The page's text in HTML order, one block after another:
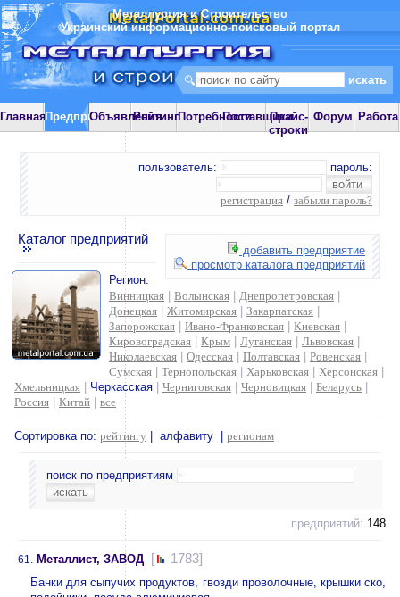
Металлургия и Строительство
Украинский информационно-поисковый портал
ГлавнаяПредприятияОбъявления
РейтингПотребностиПоставщики
Прайс-
строки
Форум Работа
пользователь: пароль:
регистрация / забыли пароль?
добавить предприятие
просмотр каталога предприятий
Каталог предприятий
Регион:
Винницкая
Волынская Днепропетровская
Донецкая
Житомирская Закарпатская
Запорожская
Ивано-Франковская Киевская
Кировоградская
Крым Луганская Львовская
Николаевская
Одесская Полтавская Ровенская
Сумская
Тернопольская Харьковская Херсонская
Хмельницкая
Черкасская Черниговская Черновицкая Беларусь
Россия
Китай все
Сортировка по: рейтингу | алфавиту | регионам
поиск по предприятиям
предприятий: 148
61. Металлист, ЗАВОД [ 1783]
Банки для сыпучих продуктов, гвозди проволочные, крышки ско,